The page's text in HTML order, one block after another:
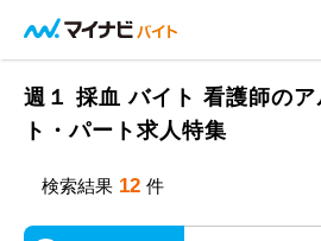
週１ 採血 バイト 看護師のア
ト・パート求人特集
検索結果 12 件